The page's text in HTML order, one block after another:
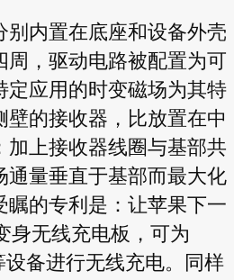
别内置在底座和设备外壳
周，驱动电路被配置为可
定应用的时变磁场为其特
壁的接收器，比放置在中
加上接收器线圈与基部共
通量垂直于基部而最大化
瞩的专利是：让苹果下一
身无线充电板，可为
设备进行无线充电。同样